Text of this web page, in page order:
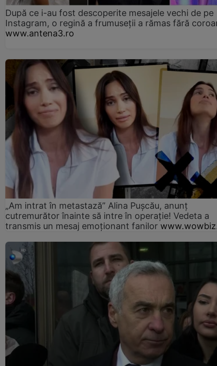
După ce i-au fost descoperite mesajele vechi de pe
Instagram, o regină a frumuseții a rămas fără
www.antena3.ro
„Am intrat în metastază” Alina Pușcău, anunț
cutremurător înainte să intre în operație! Vedeta a
transmis un mesaj emoționant fanilor